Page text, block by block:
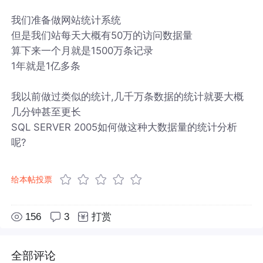
我们准备做网站统计系统
但是我们站每天大概有50万的访问数据量
算下来一个月就是1500万条记录
1年就是1亿多条
我以前做过类似的统计,几千万条数据的统计就要大概
几分钟甚至更长
SQL SERVER 2005如何做这种大数据量的统计分析
呢?
给本帖投票
156 3 打赏
全部评论